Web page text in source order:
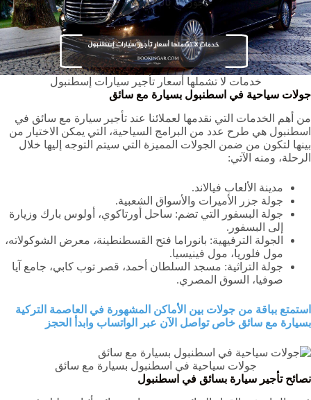
خدمات لا تشملها أسعار تأجير سيارات إسطنبول
جولات سياحية في اسطنبول بسيارة مع سائق
من أهم الخدمات التي نقدمها لعملائنا عند تأجير سيارة مع سائق في
اسطنبول هي طرح عدد من البرامج السياحية، التي يمكن الاختيار من
بينها لتكون من ضمن الجولات المميزة التي سيتم التوجه إليها خلال
الرحلة، ومنه الآتي:
مدينة الألعاب فيالاند.
جولة جزر الأميرات والأسواق الشعبية.
جولة البسفور التي تضم: ساحل أورتاكوي، أولوس بارك وزيارة
إلى البسفور.
الجولة الترفيهية: بانوراما فتح القسطنطينة، معرض الشوكولاته،
مول فلوريا، مول فينيسيا.
جولة التراثية: مسجد السلطان أحمد، قصر توب كابي، جامع آيا
صوفيا، السوق المصري.
استمتع بباقة من جولات بين الأماكن المشهورة في العاصمة التركية
بسيارة مع سائق خاص تواصل الآن عبر الواتساب وابدأ الحجز
جولات سياحية في اسطنبول بسيارة مع سائق
نصائح تأجير سيارة بسائق في اسطنبول